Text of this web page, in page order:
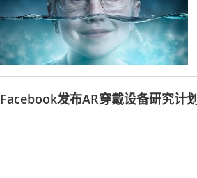
Facebook发布AR穿戴设备研究计划